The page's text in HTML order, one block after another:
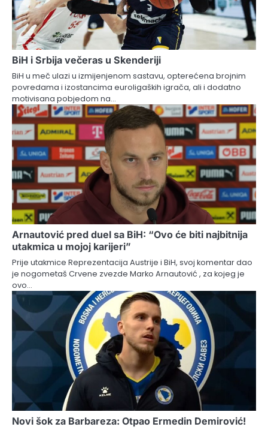
BiH i Srbija večeras u Skenderiji
BiH u meč ulazi u izmijenjenom sastavu, opterećena brojnim
povredama i izostancima euroligaških igrača, ali i dodatno
motivisana pobjedom na…
Arnautović pred duel sa BiH: “Ovo će biti najbitnija
utakmica u mojoj karijeri”
Prije utakmice Reprezentacija Austrije i BiH, svoj komentar dao
je nogometaš Crvene zvezde Marko Arnautović , za kojeg je
ovo…
Novi šok za Barbareza: Otpao Ermedin Demirović!